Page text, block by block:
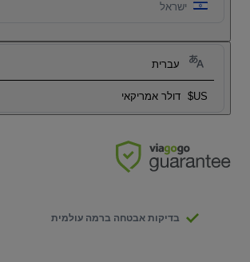
ישראל
עברית
US$ דולר אמריקאי
בדיקות אבטחה ברמה עולמית